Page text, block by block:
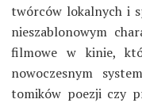
twórców lokalnych i
nieszablonowym
filmowe w kinie,
nowoczesnym
tomików poezji czy